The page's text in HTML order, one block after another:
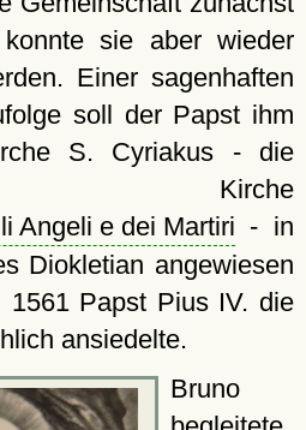
sie aber wieder
Einer sagenhaften
soll der Papst ihm
S. Cyriakus - die
Kirche
Angeli e dei Martiri - in
Diokletian angewiesen
1561 Papst Pius IV. die
ansiedelte.
Bruno